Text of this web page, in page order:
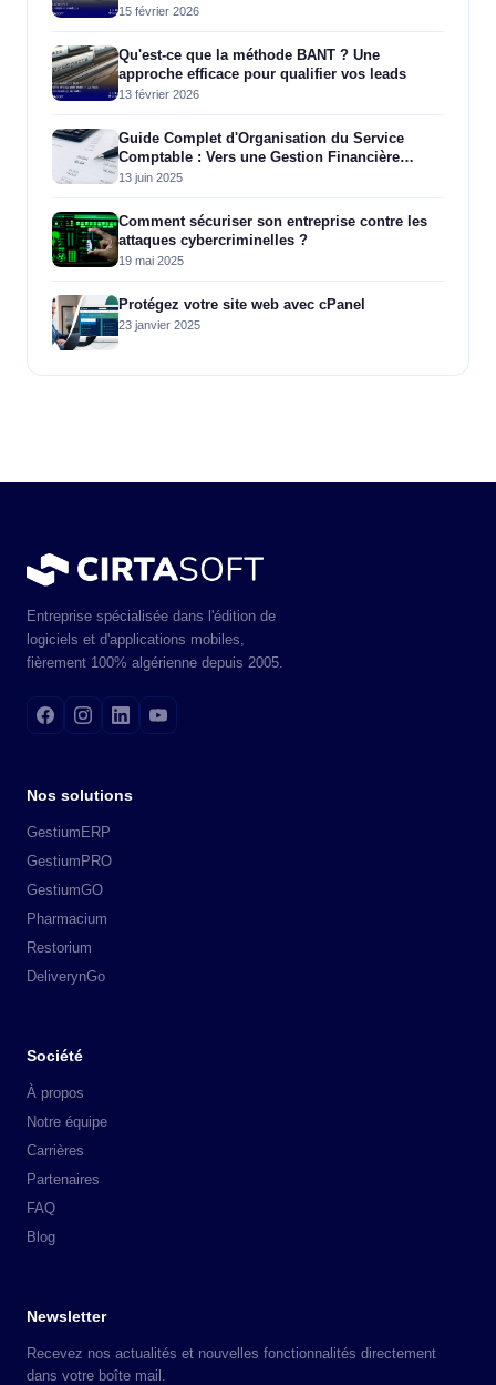
15 février 2026
Qu'est-ce que la méthode BANT ? Une
approche efficace pour qualifier vos leads
13 février 2026
Guide Complet d'Organisation du Service
Comptable : Vers une Gestion Financière
Efficace
13 juin 2025
Comment sécuriser son entreprise contre les
attaques cybercriminelles ?
19 mai 2025
Protégez votre site web avec cPanel
23 janvier 2025
Entreprise spécialisée dans l'édition de
logiciels et d'applications mobiles,
fièrement 100% algérienne depuis 2005.
Nos solutions
GestiumERP
GestiumPRO
GestiumGO
Pharmacium
Restorium
DeliverynGo
Société
À propos
Notre équipe
Carrières
Partenaires
FAQ
Blog
Newsletter
Recevez nos actualités et nouvelles fonctionnalités directement
dans votre boîte mail.